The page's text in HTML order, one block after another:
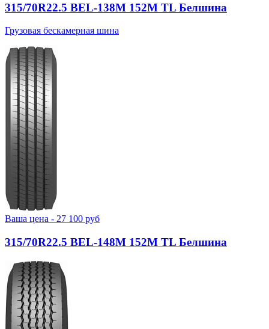
315/70R22.5 BEL-138М 152M TL Белшина
Грузовая бескамерная шина
Ваша цена - 27 100 руб
315/70R22.5 BEL-148М 152M TL Белшина